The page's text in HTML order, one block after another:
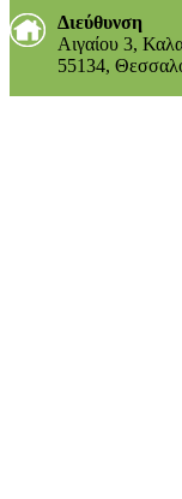
Διεύθυνση
Αιγαίου 3,
55134,